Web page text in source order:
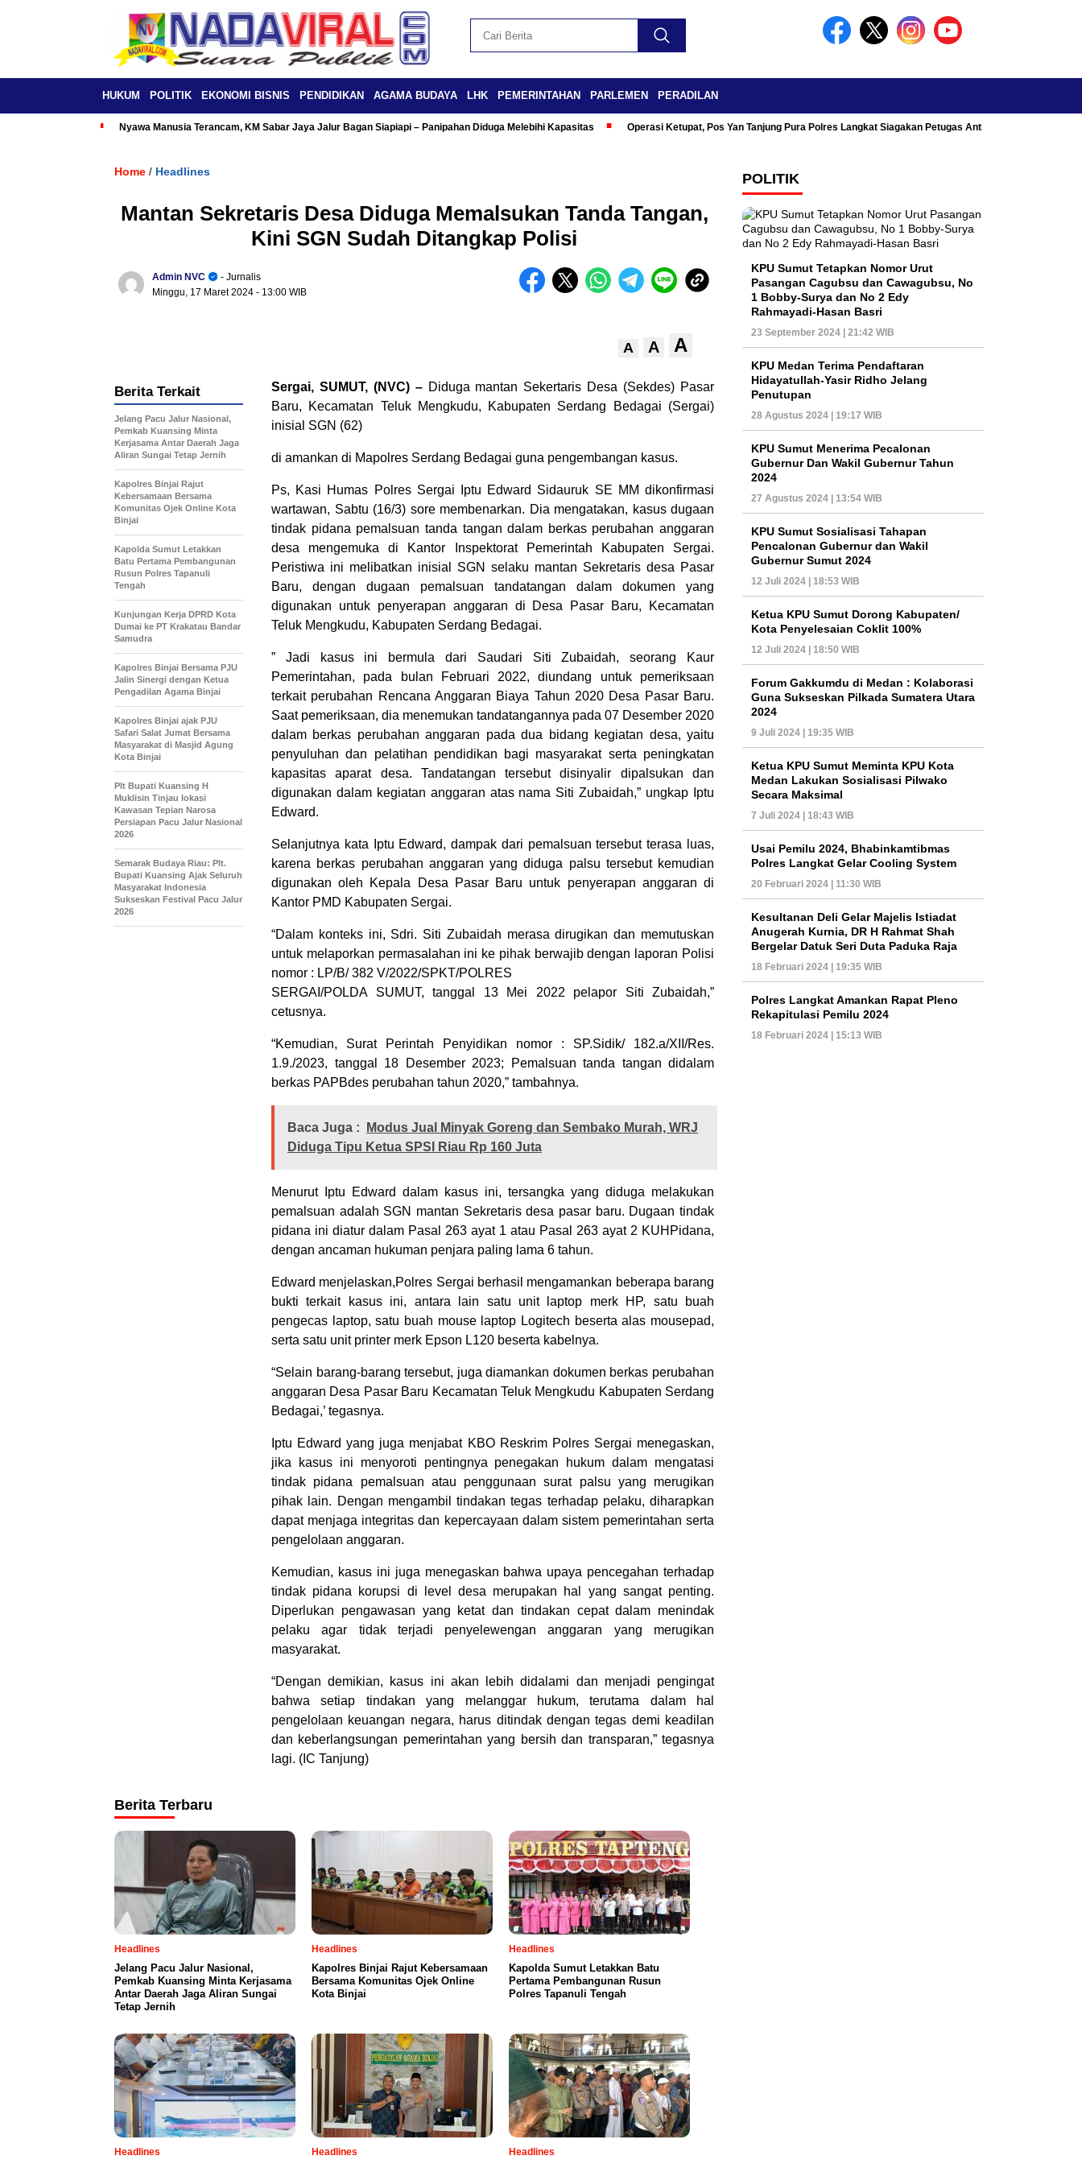
HUKUM POLITIK EKONOMI BISNIS PENDIDIKAN AGAMA BUDAYA LHK PEMERINTAHAN PARLEMEN PERADILAN
Nyawa Manusia Terancam, KM Sabar Jaya Jalur Bagan Siapiapi – Panipahan Diduga Melebihi Kapasitas Operasi Ketupat, Pos Yan Tanjung Pura Polres Langkat Siagakan Petugas Antisipasi Kemacetan
Home / Headlines
Mantan Sekretaris Desa Diduga Memalsukan Tanda Tangan,
Kini SGN Sudah Ditangkap Polisi
Admin NVC
- Jurnalis
Minggu, 17 Maret 2024 - 13:00 WIB
A A A
Sergai, SUMUT, (NVC) –Diduga mantan Sekertaris Desa (Sekdes) Pasar
Baru, Kecamatan Teluk Mengkudu, Kabupaten Serdang Bedagai (Sergai)
inisial SGN (62)
di amankan di Mapolres Serdang Bedagai guna pengembangan kasus.
Ps, Kasi Humas Polres Sergai Iptu Edward Sidauruk SE MM dikonfirmasi
wartawan, Sabtu (16/3) sore membenarkan. Dia mengatakan, kasus dugaan
tindak pidana pemalsuan tanda tangan dalam berkas perubahan anggaran
desa mengemuka di Kantor Inspektorat Pemerintah Kabupaten Sergai.
Peristiwa ini melibatkan inisial SGN selaku mantan Sekretaris desa Pasar
Baru, dengan dugaan pemalsuan tandatangan dalam dokumen yang
digunakan untuk penyerapan anggaran di Desa Pasar Baru, Kecamatan
Teluk Mengkudu, Kabupaten Serdang Bedagai.
” Jadi kasus ini bermula dari Saudari Siti Zubaidah, seorang Kaur
Pemerintahan, pada bulan Februari 2022, diundang untuk pemeriksaan
terkait perubahan Rencana Anggaran Biaya Tahun 2020 Desa Pasar Baru.
Saat pemeriksaan, dia menemukan tandatangannya pada 07 Desember 2020
dalam berkas perubahan anggaran pada dua bidang kegiatan desa, yaitu
penyuluhan dan pelatihan pendidikan bagi masyarakat serta peningkatan
kapasitas aparat desa. Tandatangan tersebut disinyalir dipalsukan dan
digunakan dalam kegiatan anggaran atas nama Siti Zubaidah,” ungkap Iptu
Edward.
Selanjutnya kata Iptu Edward, dampak dari pemalsuan tersebut terasa luas,
karena berkas perubahan anggaran yang diduga palsu tersebut kemudian
digunakan oleh Kepala Desa Pasar Baru untuk penyerapan anggaran di
Kantor PMD Kabupaten Sergai.
“Dalam konteks ini, Sdri. Siti Zubaidah merasa dirugikan dan memutuskan
untuk melaporkan permasalahan ini ke pihak berwajib dengan laporan Polisi
nomor : LP/B/ 382 V/2022/SPKT/POLRES
SERGAI/POLDA SUMUT, tanggal 13 Mei 2022 pelapor Siti Zubaidah,”
cetusnya.
“Kemudian, Surat Perintah Penyidikan nomor : SP.Sidik/ 182.a/XII/Res.
1.9./2023, tanggal 18 Desember 2023; Pemalsuan tanda tangan didalam
berkas PAPBdes perubahan tahun 2020,” tambahnya.
Baca Juga :
Modus Jual Minyak Goreng dan Sembako Murah, WRJ
Diduga Tipu Ketua SPSI Riau Rp 160 Juta
Menurut Iptu Edward dalam kasus ini, tersangka yang diduga melakukan
pemalsuan adalah SGN mantan Sekretaris desa pasar baru. Dugaan tindak
pidana ini diatur dalam Pasal 263 ayat 1 atau Pasal 263 ayat 2 KUHPidana,
dengan ancaman hukuman penjara paling lama 6 tahun.
Edward menjelaskan,Polres Sergai berhasil mengamankan beberapa barang
bukti terkait kasus ini, antara lain satu unit laptop merk HP, satu buah
pengecas laptop, satu buah mouse laptop Logitech beserta alas mousepad,
serta satu unit printer merk Epson L120 beserta kabelnya.
“Selain barang-barang tersebut, juga diamankan dokumen berkas perubahan
anggaran Desa Pasar Baru Kecamatan Teluk Mengkudu Kabupaten Serdang
Bedagai,’ tegasnya.
Iptu Edward yang juga menjabat KBO Reskrim Polres Sergai menegaskan,
jika kasus ini menyoroti pentingnya penegakan hukum dalam mengatasi
tindak pidana pemalsuan atau penggunaan surat palsu yang merugikan
pihak lain. Dengan mengambil tindakan tegas terhadap pelaku, diharapkan
dapat menjaga integritas dan kepercayaan dalam sistem pemerintahan serta
pengelolaan anggaran.
Kemudian, kasus ini juga menegaskan bahwa upaya pencegahan terhadap
tindak pidana korupsi di level desa merupakan hal yang sangat penting.
Diperlukan pengawasan yang ketat dan tindakan cepat dalam menindak
pelaku agar tidak terjadi penyelewengan anggaran yang merugikan
masyarakat.
“Dengan demikian, kasus ini akan lebih didalami dan menjadi pengingat
bahwa setiap tindakan yang melanggar hukum, terutama dalam hal
pengelolaan keuangan negara, harus ditindak dengan tegas demi keadilan
dan keberlangsungan pemerintahan yang bersih dan transparan,” tegasnya
lagi. (IC Tanjung)
Berita Terkait
Jelang Pacu Jalur Nasional,
Pemkab Kuansing Minta
Kerjasama Antar Daerah Jaga
Aliran Sungai Tetap Jernih
Kapolres Binjai Rajut
Kebersamaan Bersama
Komunitas Ojek Online Kota
Binjai
Kapolda Sumut Letakkan
Batu Pertama Pembangunan
Rusun Polres Tapanuli
Tengah
Kunjungan Kerja DPRD Kota
Dumai ke PT Krakatau Bandar
Samudra
Kapolres Binjai Bersama PJU
Jalin Sinergi dengan Ketua
Pengadilan Agama Binjai
Kapolres Binjai ajak PJU
Safari Salat Jumat Bersama
Masyarakat di Masjid Agung
Kota Binjai
Plt Bupati Kuansing H
Muklisin Tinjau lokasi
Kawasan Tepian Narosa
Persiapan Pacu Jalur Nasional
2026
Semarak Budaya Riau: Plt.
Bupati Kuansing Ajak Seluruh
Masyarakat Indonesia
Sukseskan Festival Pacu Jalur
2026
Berita Terbaru
Headlines
Jelang Pacu Jalur Nasional,
Pemkab Kuansing Minta Kerjasama
Antar Daerah Jaga Aliran Sungai
Tetap Jernih
Headlines
Kapolres Binjai Rajut Kebersamaan
Bersama Komunitas Ojek Online
Kota Binjai
Headlines
Kapolda Sumut Letakkan Batu
Pertama Pembangunan Rusun
Polres Tapanuli Tengah
Headlines Headlines Headlines
POLITIK
KPU Sumut Tetapkan Nomor Urut
Pasangan Cagubsu dan Cawagubsu, No
1 Bobby-Surya dan No 2 Edy
Rahmayadi-Hasan Basri
23 September 2024 | 21:42 WIB
KPU Medan Terima Pendaftaran
Hidayatullah-Yasir Ridho Jelang
Penutupan
28 Agustus 2024 | 19:17 WIB
KPU Sumut Menerima Pecalonan
Gubernur Dan Wakil Gubernur Tahun
2024
27 Agustus 2024 | 13:54 WIB
KPU Sumut Sosialisasi Tahapan
Pencalonan Gubernur dan Wakil
Gubernur Sumut 2024
12 Juli 2024 | 18:53 WIB
Ketua KPU Sumut Dorong Kabupaten/
Kota Penyelesaian Coklit 100%
12 Juli 2024 | 18:50 WIB
Forum Gakkumdu di Medan : Kolaborasi
Guna Sukseskan Pilkada Sumatera Utara
2024
9 Juli 2024 | 19:35 WIB
Ketua KPU Sumut Meminta KPU Kota
Medan Lakukan Sosialisasi Pilwako
Secara Maksimal
7 Juli 2024 | 18:43 WIB
Usai Pemilu 2024, Bhabinkamtibmas
Polres Langkat Gelar Cooling System
20 Februari 2024 | 11:30 WIB
Kesultanan Deli Gelar Majelis Istiadat
Anugerah Kurnia, DR H Rahmat Shah
Bergelar Datuk Seri Duta Paduka Raja
18 Februari 2024 | 19:35 WIB
Polres Langkat Amankan Rapat Pleno
Rekapitulasi Pemilu 2024
18 Februari 2024 | 15:13 WIB